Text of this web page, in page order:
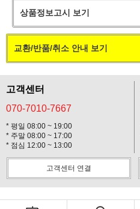
상품정보고시 보기
교환/반품/취소 안내 보기
고객센터
070-7010-7667
* 평일 08:00 ~ 19:00
* 주말 08:00 ~ 17:00
* 점심 12:00 ~ 13:00
고객센터 연결